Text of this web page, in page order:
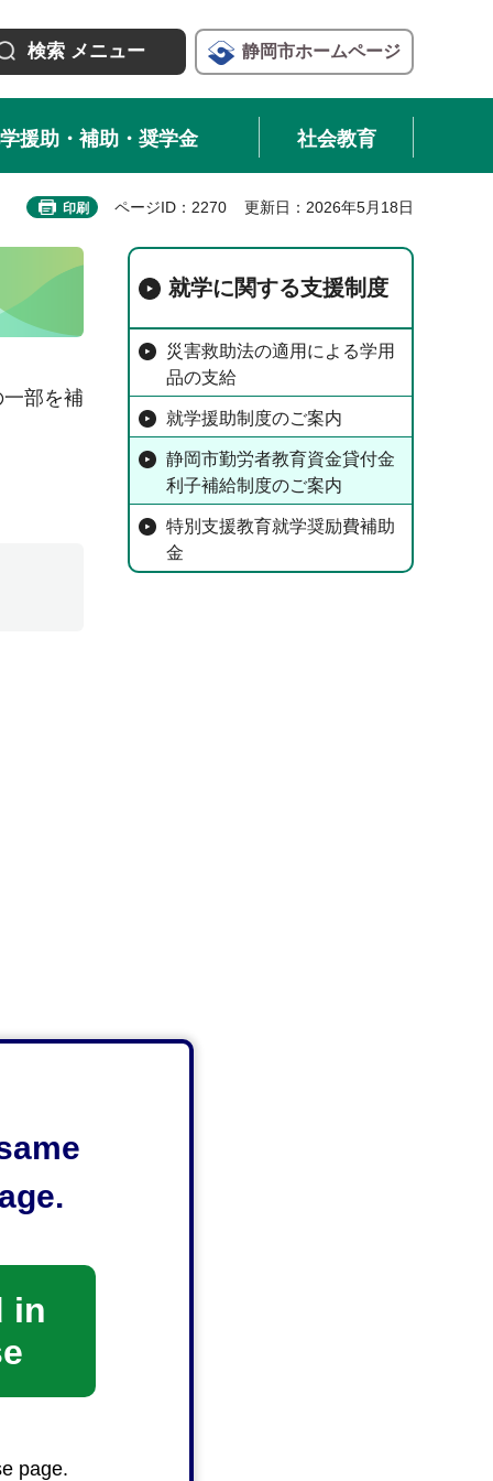
in
page.
検索メニュー 静岡市ホームページ
援助・補助・奨学金 社会教育
印刷 ページID：2270 更新日：2026年5月18日
部を補
就学に関する支援制度
災害救助法の適用による学用
品の支給
就学援助制度のご案内
静岡市勤労者教育資金貸付金
利子補給制度のご案内
特別支援教育就学奨励費補助
金